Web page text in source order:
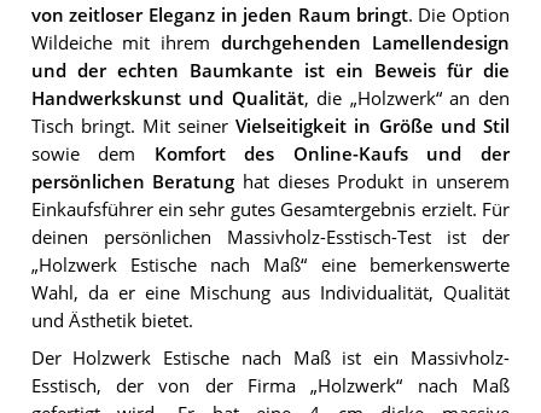
von zeitloser Eleganz in jeden Raum bringt. Die Option
Wildeiche mit ihremdurchgehenden Lamellendesign
und der echten Baumkante ist ein Beweis für die
Handwerkskunst und Qualität, die „Holzwerk“ an den
Tisch bringt. Mit seinerVielseitigkeit in Größe und Stil
sowie dem Komfort des Online-Kaufs und der
persönlichen Beratung hat dieses Produkt in unserem
Einkaufsführer ein sehr gutes Gesamtergebnis erzielt. Für
deinen persönlichen Massivholz-Esstisch-Test ist der
„Holzwerk Estische nach Maß“ eine bemerkenswerte
Wahl, da er eine Mischung aus Individualität, Qualität
und Ästhetik bietet.
Der Holzwerk Estische nach Maß ist ein Massivholz-
Esstisch, der von der Firma „Holzwerk“ nach Maß